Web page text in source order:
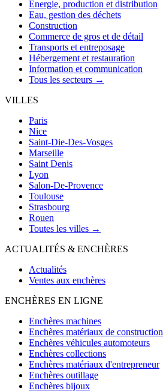
Énergie, production et distribution
Eau, gestion des déchets
Construction
Commerce de gros et de détail
Transports et entreposage
Hébergement et restauration
Information et communication
Tous les secteurs →
VILLES
Paris
Nice
Saint-Die-Des-Vosges
Marseille
Saint Denis
Lyon
Salon-De-Provence
Toulouse
Strasbourg
Rouen
Toutes les villes →
ACTUALITÉS & ENCHÈRES
Actualités
Ventes aux enchères
ENCHÈRES EN LIGNE
Enchères machines
Enchères matériaux de construction
Enchères véhicules automoteurs
Enchères collections
Enchères matériaux d'entrepreneur
Enchères outillage
Enchères bijoux